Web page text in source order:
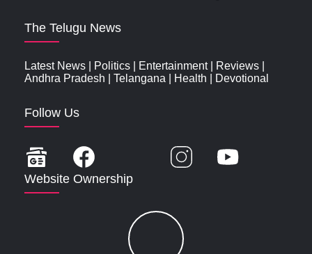
The Telugu News
Latest News Politics Entertainment| Reviews
Andhra Pradesh
Telangana Health Devotional
Follow Us
Website Ownership